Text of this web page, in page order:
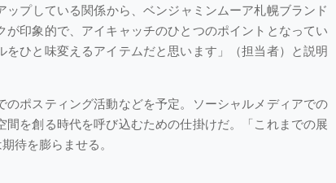
プしている関係から、ベンジャミンムーア札幌ブランド
印象的で、アイキャッチのひとつのポイントとなってい
ひと味変えるアイテムだと思います」（担当者）と説明
ポスティング活動などを予定。ソーシャルメディアでの
を創る時代を呼び込むための仕掛けだ。「これまでの展
待を膨らませる。